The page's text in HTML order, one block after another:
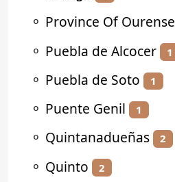
⚬ Province Of Ourense
⚬ Puebla de Alcocer 1
⚬ Puebla de Soto 1
⚬ Puente Genil 1
⚬ Quintanadueñas 2
⚬ Quinto 2